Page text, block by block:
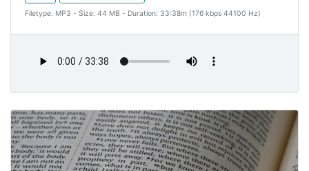
Filetype: MP3 - Size: 44 MB - Duration: 33:38m (176 kbps 44100 Hz)